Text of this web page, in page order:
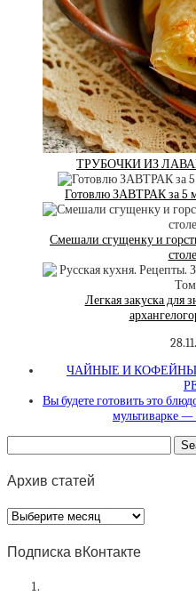
ТРУБОЧКИ ИЗ
Готовлю ЗАВТРАК за 5
Смешали сгущенку и
Легкая закуска для
ЧАЙНЫЕ И
Вы будете готовить это
мультиварке —
Архив статей
Архив
статей
Подписка вКонтакте